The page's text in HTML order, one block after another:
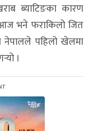
ब्याटिङका कारण
भने फराकिलो जित
पहिलो खेलमा
।